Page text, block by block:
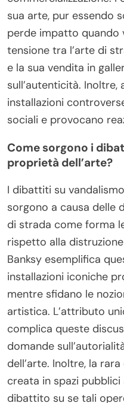
Quali
lavoro di
Il lavoro di Banksy
dei suoi messaggi
commercializzazione. I
perde impatto quando
tensione tra l’arte di
e la sua vendita in
sull’autenticità.
installazioni
sociali e provocano
Come sorgono i
proprietà dell’arte?
I dibattiti su
sorgono a causa delle
di strada come forma
rispetto alla
Banksy esemplifica
installazioni iconiche